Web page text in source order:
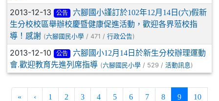
2013-12-13 公告
六腳國小謹訂於102年12月14日(六)假新
生分校校區舉辦校慶暨健康促進活動，歡迎各界蒞校指
導！感謝 (六腳國民小學 / 471 / 行政公告)
2013-12-10 公告
六腳國小12月14日於新生分校辦理運動
會.歡迎教育先進列席指導 (六腳國民小學 / 529 / 活動訊息 )
« ‹ 1 2 3 4 5 6 7 8 9(current)
10